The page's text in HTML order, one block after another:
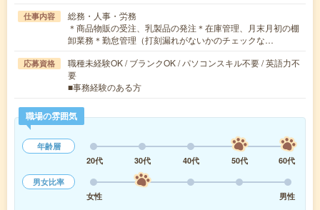
仕事内容
総務・人事・労務
＊商品物販の受注、乳製品の発注＊在庫管理、月末月初の棚
卸業務＊勤怠管理（打刻漏れがないかのチェックな…
応募資格
職種未経験OK / ブランクOK / パソコンスキル不要 / 英語力不
要
■事務経験のある方
職場の雰囲気
年齢層
20代
30代 40代 50代
60代
男女比率
女性
男性